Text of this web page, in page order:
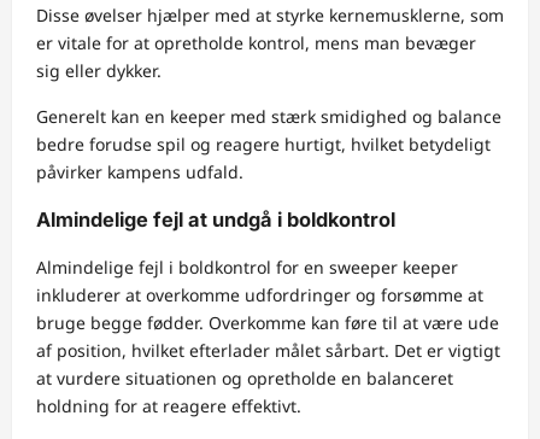
Disse øvelser hjælper med at styrke kernemusklerne, som
er vitale for at opretholde kontrol, mens man bevæger
sig eller dykker.
Generelt kan en keeper med stærk smidighed og balance
bedre forudse spil og reagere hurtigt, hvilket betydeligt
påvirker kampens udfald.
Almindelige fejl at undgå i boldkontrol
Almindelige fejl i boldkontrol for en sweeper keeper
inkluderer at overkomme udfordringer og forsømme at
bruge begge fødder. Overkomme kan føre til at være ude
af position, hvilket efterlader målet sårbart. Det er vigtigt
at vurdere situationen og opretholde en balanceret
holdning for at reagere effektivt.